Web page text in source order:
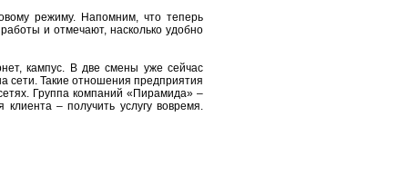
режиму. Напомним, что теперь
и отмечают, насколько удобно
кампус. В две смены уже сейчас
сети. Такие отношения предприятия
Группа компаний «Пирамида» –
– получить услугу вовремя.